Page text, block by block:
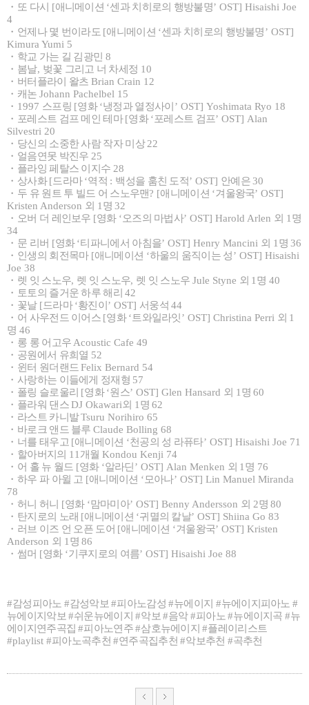
・ 또 다시 [애니메이션 ‘센과 치히로의 행방불명’ OST] Hisaishi Joe
4
・ 언제나 몇 번이라도 [애니메이션 ‘센과 치히로의 행방불명’ OST]
Kimura Yumi 5
・ 학교 가는 길 김광민 8
・ 봄날, 벚꽃 그리고 너 차세정 10
・ 버터플라이 왈츠 Brian Crain 12
・ 캐논 Johann Pachelbel 15
・ 1997 스프링 [영화‘냉정과 열정사이’ OST] Yoshimata Ryo 18
・ 포레스트 검프 메인 테마[영화‘포레스트 검프’ OST] Alan
Silvestri 20
・ 당신의 소중한 사람 작자 미상22
・ 얼음연못 박진우 25
・ 플라잉 페탈스 이지수 28
・ 상사화[드라마‘역적 : 백성을 훔친 도적’ OST] 안예은30
・ 두 유 원트 투 빌드 어 스노우맨? [애니메이션 ‘겨울왕국’ OST]
Kristen Anderson 외 1 명32
・ 오버 더 레인보우 [영화 ‘오즈의 마법사’ OST] Harold Arlen 외 1 명
34
・ 문 리버 [영화‘티파니에서 아침을’ OST] Henry Mancini 외 1 명36
・ 인생의 회전목마 [애니메이션 ‘하울의 움직이는 성’ OST] Hisaishi
Joe 38
・ 렛 잇 스노우, 렛 잇 스노우, 렛 잇 스노우 Jule Styne 외 1 명 40
・ 토토의 즐거운 하루 해리42
・ 꽃날 [드라마‘황진이’ OST] 서웅석44
・ 어 사우전드 이어스 [영화‘ 트와일라잇’ OST] Christina Perri 외 1
명 46
・ 롱 롱 어고우 Acoustic Cafe 49
・ 공원에서 유희열 52
・ 윈터 원더랜드Felix Bernard 54
・ 사랑하는 이들에게 정재형 57
・ 폴링 슬로울리 [영화‘원스’ OST] Glen Hansard 외 1 명60
・ 플라워 댄스DJ Okawari외 1 명62
・ 라스트 카니발Tsuru Norihiro 65
・ 바로크 앤드 블루Claude Bolling 68
・ 너를 태우고 [애니메이션 ‘천공의 성 라퓨타’ OST] Hisaishi Joe 71
・ 할아버지의 11 개월 Kondou Kenji 74
・ 어 홀 뉴 월드 [영화 ‘알라딘’ OST] Alan Menken 외 1 명 76
・ 하우 파 아윌 고 [애니메이션 ‘ 모아나’ OST] Lin Manuel Miranda
78
・ 허니 허니 [영화 ‘맘마미아’ OST] Benny Andersson 외 2명80
・ 탄지로의 노래 [애니메이션 ‘귀멸의 칼날’ OST] Shiina Go 83
・ 러브 이즈 언 오픈 도어 [애니메이션 ‘겨울왕국’ OST] Kristen
Anderson 외 1 명86
・ 썸머 [영화 ‘기쿠지로의 여름’ OST] Hisaishi Joe 88
#감성피아노 #감성악보#피아노감성#뉴에이지 #뉴에이지피아노#
뉴에이지악보#쉬운뉴에이지#악보#음악#피아노#뉴에이지곡#뉴
에이지연주곡집#피아노연주#삼호뉴에이지#플레이리스트
#playlist #피아노곡추천#연주곡집추천#악보추천 #곡추천